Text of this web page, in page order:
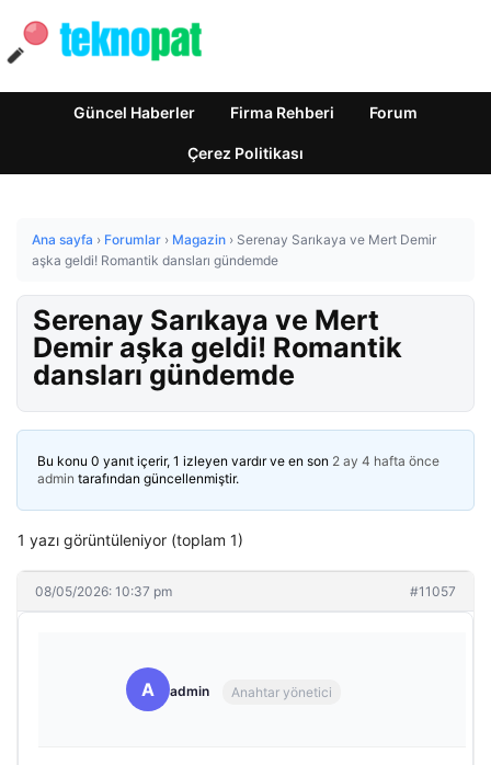
Güncel Haberler Firma Rehberi Forum
Çerez Politikası
Ana sayfa › Forumlar › Magazin › Serenay Sarıkaya ve Mert Demir
aşka geldi! Romantik dansları gündemde
Serenay Sarıkaya ve Mert
Demir aşka geldi! Romantik
dansları gündemde
Bu konu 0 yanıt içerir, 1 izleyen vardır ve en son 2 ay 4 hafta önce
admin tarafından güncellenmiştir.
1 yazı görüntüleniyor (toplam 1)
08/05/2026: 10:37 pm #11057
A admin Anahtar yönetici